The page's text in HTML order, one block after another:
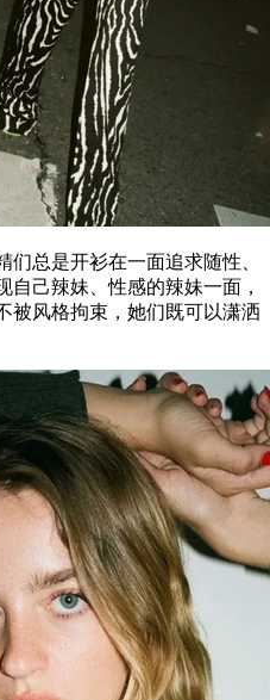
总是开衫在一面追求随性、
己辣妹、性感的辣妹一面，
被风格拘束，她们既可以潇洒